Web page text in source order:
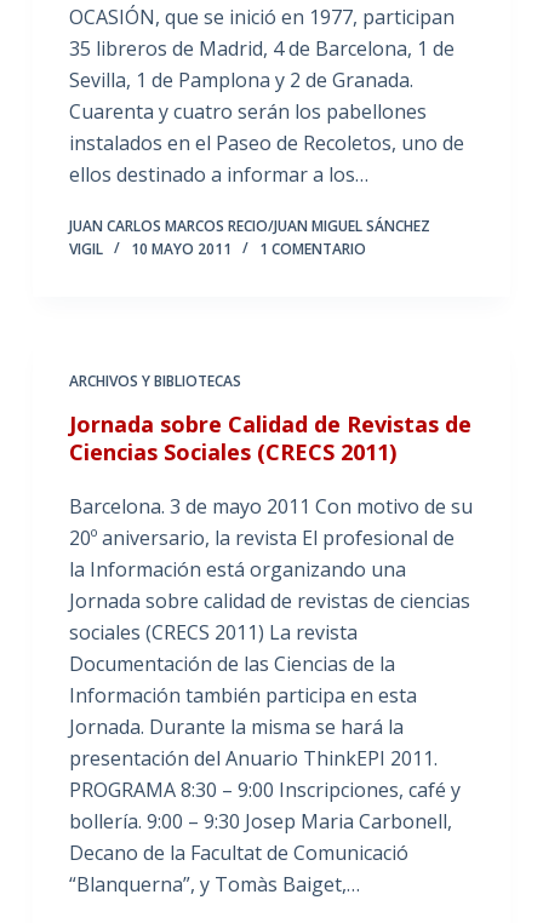
OCASIÓN, que se inició en 1977, participan
35 libreros de Madrid, 4 de Barcelona, 1 de
Sevilla, 1 de Pamplona y 2 de Granada.
Cuarenta y cuatro serán los pabellones
instalados en el Paseo de Recoletos, uno de
ellos destinado a informar a los…
JUAN CARLOS MARCOS RECIO/JUAN MIGUEL SÁNCHEZ
VIGIL
10 MAYO 2011 1 COMENTARIO
ARCHIVOS Y BIBLIOTECAS
Jornada sobre Calidad de Revistas de
Ciencias Sociales (CRECS 2011)
Barcelona. 3 de mayo 2011 Con motivo de su
20º aniversario, la revista El profesional de
la Información está organizando una
Jornada sobre calidad de revistas de ciencias
sociales (CRECS 2011) La revista
Documentación de las Ciencias de la
Información también participa en esta
Jornada. Durante la misma se hará la
presentación del Anuario ThinkEPI 2011.
PROGRAMA 8:30 – 9:00 Inscripciones, café y
bollería. 9:00 – 9:30 Josep Maria Carbonell,
Decano de la Facultat de Comunicació
“Blanquerna”, y Tomàs Baiget,…